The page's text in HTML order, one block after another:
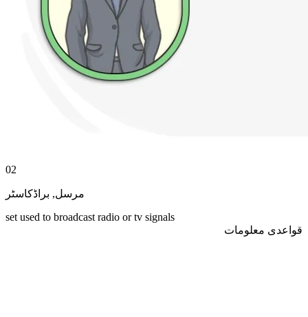
02
مرسل, براڈکاسٹر
set used to broadcast radio or tv signals
قواعدی معلومات